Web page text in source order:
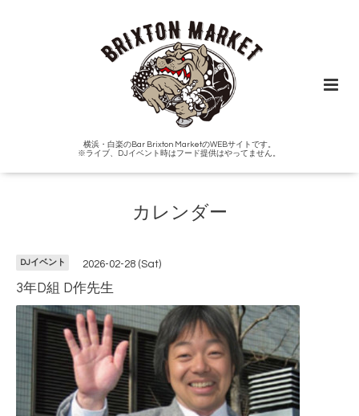
横浜・白楽のBar Brixton MarketのWEBサイトです。
※ライブ、DJイベント時はフード提供はやってません。
カレンダー
DJイベント 2026-02-28 (Sat)
3年D組 D作先生